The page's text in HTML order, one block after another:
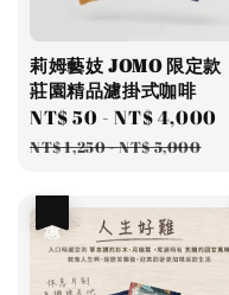
莉姆藝妓 JOMO 限定款
莊園精品濾掛式咖啡
Sale
price
NT$ 50 -NT$ 4,000
NT$ 1,250-NT$ 5,000